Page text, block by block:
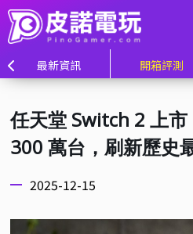
最新資訊 開箱評測
任天堂 Switch 2 上
300 萬台，刷新歷史
2025-12-15